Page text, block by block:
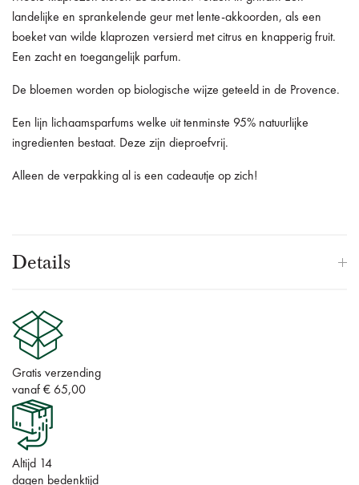
landelijke en sprankelende geur met lente-akkoorden, als een
boeket van wilde klaprozen versierd met citrus en knapperig fruit.
Een zacht en toegangelijk parfum.
De bloemen worden op biologische wijze geteeld in de Provence.
Een lijn lichaamsparfums welke uit tenminste 95% natuurlijke
ingredienten bestaat. Deze zijn dieproefvrij.
Alleen de verpakking al is een cadeautje op zich!
Details
Gratis verzending
vanaf € 65,00
Altijd 14
dagen bedenktijd